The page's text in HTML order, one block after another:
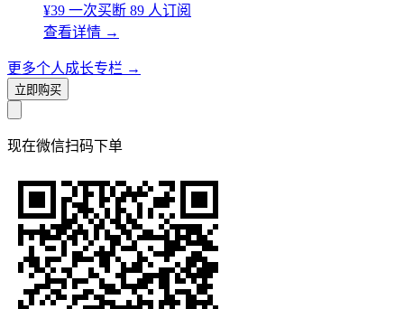
¥39 一次买断 89 人订阅
查看详情 →
更多个人成长专栏 →
立即购买
现在微信扫码下单